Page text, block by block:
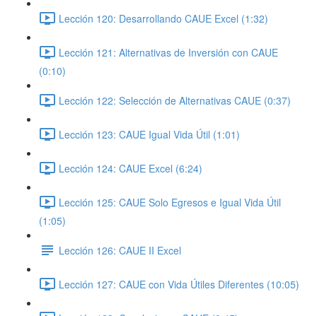
Lección 120: Desarrollando CAUE Excel (1:32)
Lección 121: Alternativas de Inversión con CAUE
(0:10)
Lección 122: Selección de Alternativas CAUE (0:37)
Lección 123: CAUE Igual Vida Útil (1:01)
Lección 124: CAUE Excel (6:24)
Lección 125: CAUE Solo Egresos e Igual Vida Útil
(1:05)
Lección 126: CAUE II Excel
Lección 127: CAUE con Vida Útiles Diferentes (10:05)